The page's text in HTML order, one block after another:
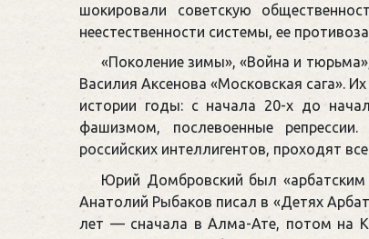
шокировали советскую
неестественности системы, ее
«Поколение зимы», «Война и
Василия Аксенова «Московская сага».
истории годы: с начала 20-х до
фашизмом, послевоенные
российских интеллигентов, проходят
Юрий Домбровский был
Анатолий Рыбаков писал в «Детях
лет — сначала в Алма-Ате, потом на